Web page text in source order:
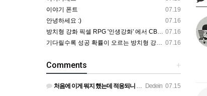
07.19
이야기 폰트
07.16
안녕하세요 :)
07.16
방치형 강화 픽셀 RPG '인생강화' 에서 CBT 인원을 모집합니다.
07.16
기다릴수록 성공 확률이 오르는 방치형 강화 RPG — 인생강화 ※8월 초 오픈 예정 (현재 CBT 중)
+
Comments
Dedein 07.15
처음에 이게 뭐지 했는데 적응되니 할만하네요 정보가 없긴하지만 게밍 안에 게시판 에서 하나씩 찾아보면은 그래…